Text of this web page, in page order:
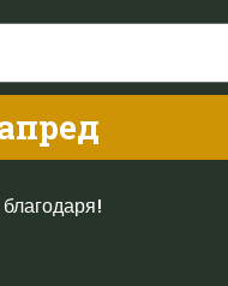
ПОЛЕЗНИ ВРЪЗКИ